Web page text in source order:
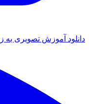
دانلود آموزش تصویری به